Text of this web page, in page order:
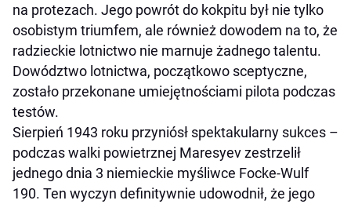
na protezach. Jego powrót do kokpitu był nie tylko
osobistym triumfem, ale również dowodem na to, że
radzieckie lotnictwo nie marnuje żadnego talentu.
Dowództwo lotnictwa, początkowo sceptyczne,
zostało przekonane umiejętnościami pilota podczas
testów.
Sierpień 1943 roku przyniósł spektakularny sukces –
podczas walki powietrznej Maresyev zestrzelił
jednego dnia 3 niemieckie myśliwce Focke-Wulf
190. Ten wyczyn definitywnie udowodnił, że jego